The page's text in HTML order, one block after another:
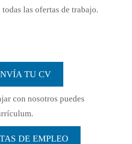
todas las ofertas de trabajo.
TU CV
con nosotros puedes
DE EMPLEO